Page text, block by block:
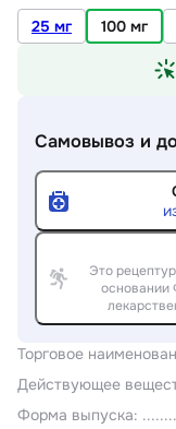
Торговое
Действующее
Форма выпуска:
25 мг
100 мг
Самовывоз и
Это
основании